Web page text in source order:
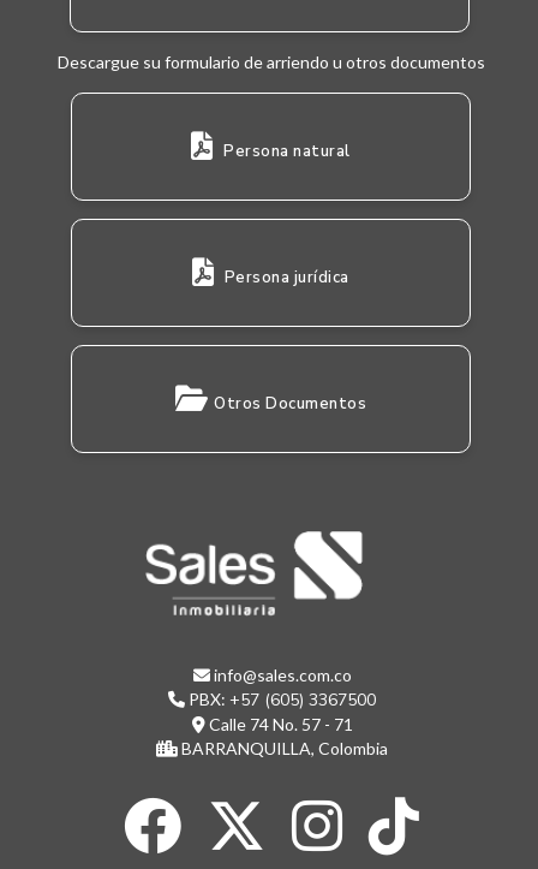
Descargue su formulario de arriendo u otros documentos
Persona natural
Persona jurídica
Otros Documentos
info@sales.com.co
PBX: +57 (605) 3367500
Calle 74 No. 57 - 71
BARRANQUILLA, Colombia